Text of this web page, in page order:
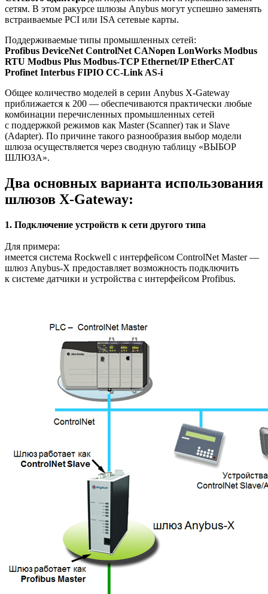
сетям. В этом ракурсе шлюзы Anybus могут успешно заменять
встраиваемые PCI или ISA сетевые карты.
Поддерживаемые типы промышленных сетей:
Profibus DeviceNet ControlNet CANopen LonWorks Modbus
RTU Modbus Plus Modbus-TCP Ethernet/IP EtherCAT
Profinet Interbus FIPIO CC-Link AS-i
Общее количество моделей в серии Anybus X-Gateway
приближается к 200 — обеспечиваются практически любые
комбинации перечисленных промышленных сетей
с поддержкой режимов как Master (Scanner) так и Slave
(Adapter). По причине такого разнообразия выбор модели
шлюза осуществляется через сводную таблицу «ВЫБОР
ШЛЮЗА».
Два основных варианта использования
шлюзов X-Gateway:
1. Подключение устройств к сети другого типа
Для примера:
имеется система Rockwell с интерфейсом ControlNet Master —
шлюз Anybus-X предоставляет возможность подключить
к системе датчики и устройства с интерфейсом Profibus.